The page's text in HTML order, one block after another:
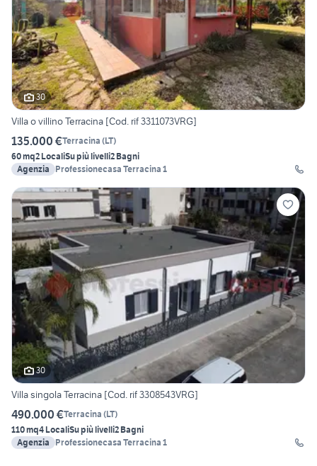
30
Villa o villino Terracina [Cod. rif 3311073VRG]
135.000 €Terracina (LT)
60 mq2 LocaliSu più livelli2 Bagni
Agenzia
Professionecasa Terracina 1
30
Villa singola Terracina [Cod. rif 3308543VRG]
490.000 €Terracina (LT)
110 mq4 LocaliSu più livelli2 Bagni
Agenzia
Professionecasa Terracina 1